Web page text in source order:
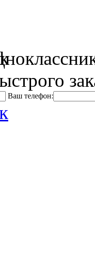
Ваш телефон: